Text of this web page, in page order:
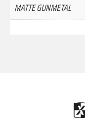
MATTE GUNMETAL